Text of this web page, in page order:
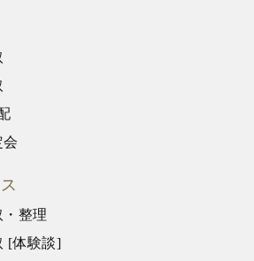
整理
[体験談]